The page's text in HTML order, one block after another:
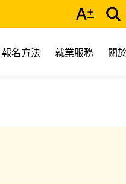
報名方法 就業服務 關